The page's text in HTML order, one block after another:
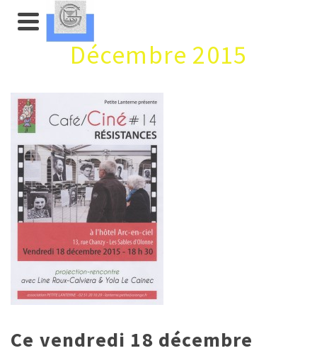
Décembre 2015
Ce vendredi 18 décembre